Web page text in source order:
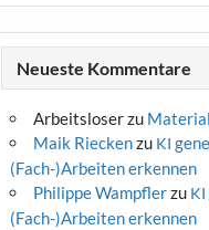
Neueste Kommentare
Arbeitsloserzu
Maik Rieckenzu KI
(Fach-)Arbeiten erkennen
Philippe Wampflerzu KI
(Fach-)Arbeiten erkennen